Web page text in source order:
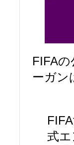
FIFA
ーガン
式